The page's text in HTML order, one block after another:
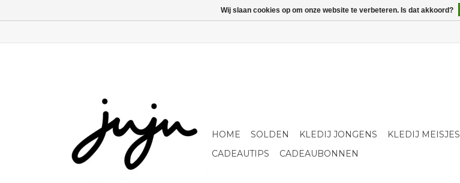
HOME SOLDEN KLEDIJ JONGENS KLEDIJ MEISJES
CADEAUTIPS
CADEAUBONNEN
Wij slaan cookies op om onze website te verbeteren. Is dat akkoord?